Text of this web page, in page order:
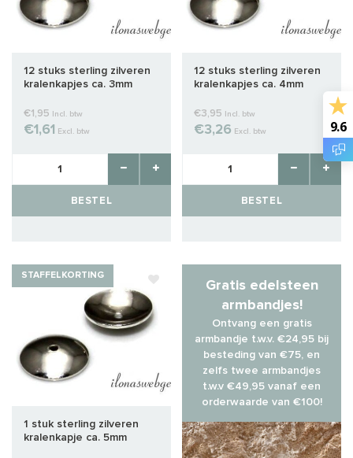
12 stuks sterling zilveren
kralenkapjes ca. 3mm
€1,95 Incl. btw
€1,61 Excl. btw
BESTEL
12 stuks sterling zilveren
kralenkapjes ca. 4mm
€3,95 Incl. btw
€3,26 Excl. btw
BESTEL
STAFFELKORTING
1 stuk sterling zilveren
kralenkapje ca. 5mm
Gratis edelsteen
armbandjes!
Ontvang een gratis
armbandje t.w.v. €24,95 bij
besteding van €75, en
zelfs twee armbandjes
t.w.v €49,95 vanaf een
orderwaarde van €100!
9.6